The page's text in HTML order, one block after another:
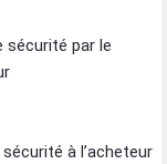
sécurité par le
à l’acheteur